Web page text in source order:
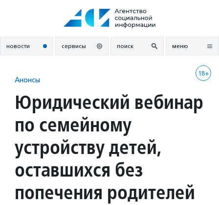
новости сервисы поиск меню
18+
Анонсы
Юридический вебинар
по семейному
устройству детей,
оставшихся без
попечения родителей